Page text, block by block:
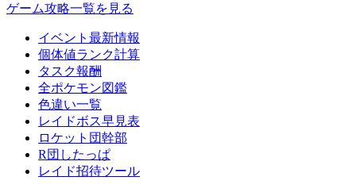
ゲーム攻略一覧を見る
イベント最新情報
個体値ランク計算
タスク報酬
全ポケモン図鑑
色違い一覧
レイドボス早見表
ロケット団幹部
R団したっぱ
レイド招待ツール